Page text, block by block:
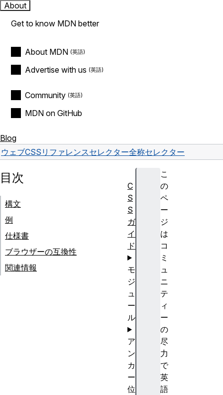
About
Get to know MDN better
About MDN
Advertise with us
Community
MDN on GitHub
Blog
ウェブCSS リファレンスセレクター全称セレクター
こ
の
ペ
ー
ジ
は
コ
ミ
ュ
ニ
テ
ィ
ー
の
尽
力
で
英
語
目次
構文
例
仕様書
ブラウザーの互換性
関連情報
C
S
S
ガ
イ
ド
モ
ジ
ュ
ー
ル
ア
ン
カ
ー
位